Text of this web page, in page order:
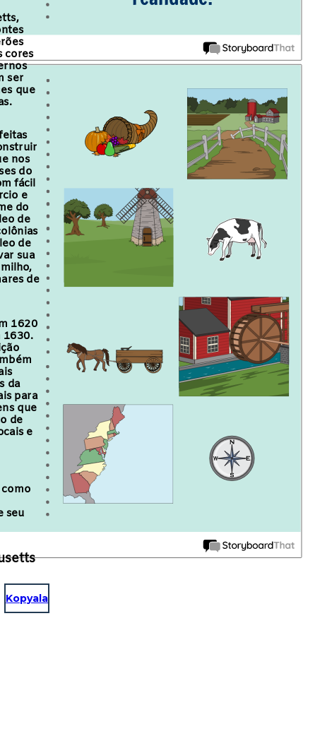
cores
ser
que
nos
do
fácil
e
do
de
de
sua
de
1620
1630.
da
para
que
de
e
seu
Kopyala